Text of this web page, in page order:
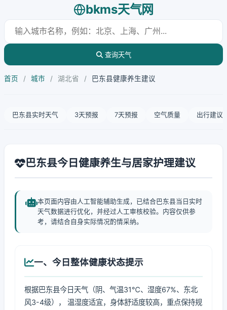
bkms天气网
查询天气
首页 / 城市 / 湖北省 / 巴东县健康养生建议
巴东县实时天气 3天预报 7天预报 空气质量 出行建议
巴东县今日健康养生与居家护理建议
本页面内容由人工智能辅助生成，已结合巴东县当日实时
天气数据进行优化，并经过人工审核校验。内容仅供参
考，请结合自身实际情况酌情采纳。
一、今日整体健康状态提示
根据巴东县今日天气（阴、气温31℃、湿度67%、东北
风3-4级）， 温湿度适宜，身体舒适度较高，重点保持规